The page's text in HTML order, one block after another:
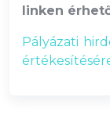
linken
Pályázati